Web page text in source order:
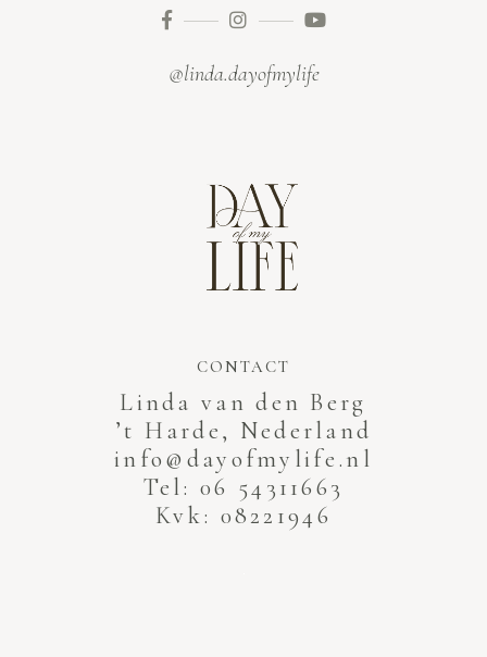
@linda.dayofmylife
CONTACT
Linda van den Berg
’t Harde, Nederland
info@dayofmylife.nl
Tel: 06 54311663
Kvk: 08221946